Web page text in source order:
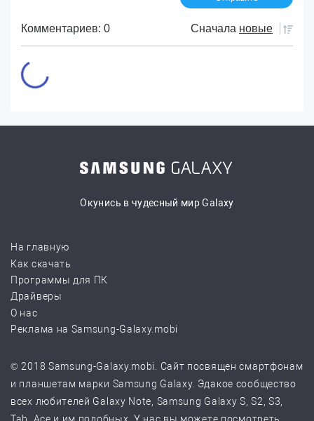
Комментариев: 0 Сначала новые
Окунись в чудесный мир Galaxy
На главную
Как скачать
Программы для ПК
Драйверы
О нас
Реклама на Samsung-Galaxy.mobi
© 2018 Samsung-Galaxy.mobi. Сайт посвящен смартфонам
и планшетам марки Samsung Galaxy. Эдакое сообщество
всех любителей Galaxy Note, Samsung Galaxy S, S2, S3,